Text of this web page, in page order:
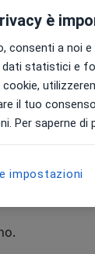
e il mio
cura
e
alle tue
delle
è
consenti a noi
statistici e
il tuo
Per saperne di
impostazioni